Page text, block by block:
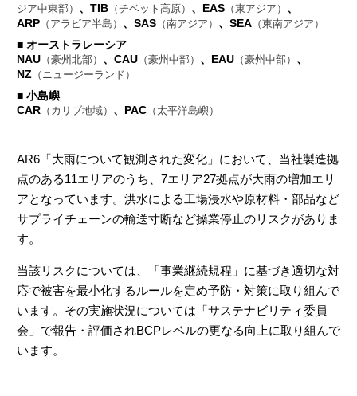
ジア中東部） 、TIB （チベット高原） 、EAS （東アジア） 、
ARP （アラビア半島） 、SAS （南アジア） 、SEA （東南アジア）
■ オーストラレーシア
NAU （豪州北部） 、CAU （豪州中部） 、EAU （豪州中部） 、
NZ （ニュージーランド）
■ 小島嶼
CAR （カリブ地域） 、PAC （太平洋島嶼）
AR6「大雨について観測された変化」において、当社製造拠
点のある11エリアのうち、7エリア27拠点が大雨の増加エリ
アとなっています。洪水による工場浸水や原材料・部品など
サプライチェーンの輸送寸断など操業停止のリスクがありま
す。
当該リスクについては、「事業継続規程」に基づき適切な対
応で被害を最小化するルールを定め予防・対策に取り組んで
います。その実施状況については「サステナビリティ委員
会」で報告・評価されBCPレベルの更なる向上に取り組んで
います。